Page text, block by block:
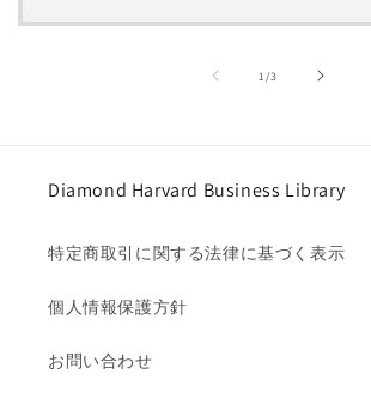
1/の
3
Diamond Harvard Business Library
特定商取引に関する法律に基づく表示
個人情報保護方針
お問い合わせ